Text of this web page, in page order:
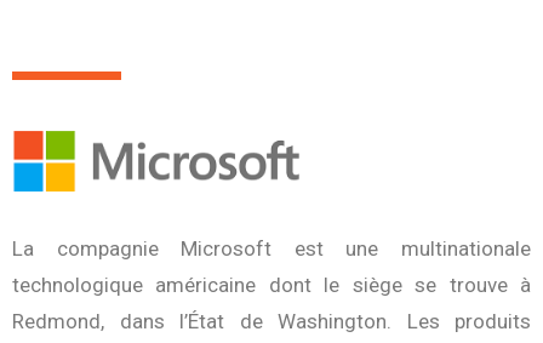
La compagnie Microsoft est une multinationale
technologique américaine dont le siège se trouve à
Redmond, dans l’État de Washington. Les produits